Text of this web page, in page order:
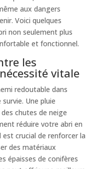
aux dangers
Voici quelques
non seulement plus
et fonctionnel.
les
vitale
redoutable dans
Une pluie
chutes de neige
réduire votre abri en
crucial de renforcer la
des matériaux
épaisses de conifères